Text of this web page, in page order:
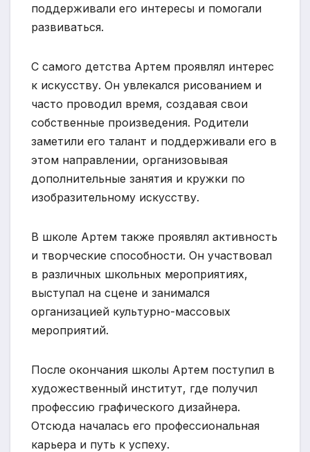
поддерживали его интересы и помогали
развиваться.
С самого детства Артем проявлял интерес
к искусству. Он увлекался рисованием и
часто проводил время, создавая свои
собственные произведения. Родители
заметили его талант и поддерживали его в
этом направлении, организовывая
дополнительные занятия и кружки по
изобразительному искусству.
В школе Артем также проявлял активность
и творческие способности. Он участвовал
в различных школьных мероприятиях,
выступал на сцене и занимался
организацией культурно-массовых
мероприятий.
После окончания школы Артем поступил в
художественный институт, где получил
профессию графического дизайнера.
Отсюда началась его профессиональная
карьера и путь к успеху.